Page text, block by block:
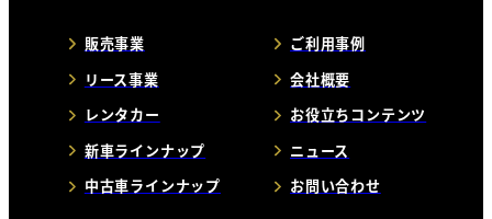
販売事業
リース事業
レンタカー
新車ラインナップ
中古車ラインナップ
ご利用事例
会社概要
お役立ちコンテンツ
ニュース
お問い合わせ